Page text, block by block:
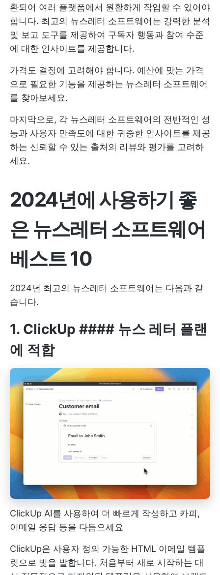
환되어 여러 플랫폼에서 원활하게 작업할 수 있어야
합니다. 최고의 뉴스레터 소프트웨어는 강력한 분석
및 보고 도구를 제공하여 구독자 행동과 참여 수준
에 대한 인사이트를 제공합니다.
가격도 결정에 고려해야 합니다. 예산에 맞는 가격
으로 필요한 기능을 제공하는 뉴스레터 소프트웨어
를 찾아보세요.
마지막으로, 각 뉴스레터 소프트웨어의 전반적인 성
능과 사용자 만족도에 대한 귀중한 인사이트를 제공
하는 신뢰할 수 있는 출처의 리뷰와 평가를 고려하
세요.
2024년에 사용하기 좋
은 뉴스레터 소프트웨어
베스트 10
2024년 최고의 뉴스레터 소프트웨어는 다음과 같
습니다.
1. ClickUp #### 뉴스 레터 플랜
에 적합
ClickUp AI를 사용하여 더 빠르게 작성하고 카피,
이메일 응답 등을 다듬으세요
ClickUp은 사용자 정의 가능한 HTML 이메일 템플
릿으로 빛을 발합니다. 처음부터 새로 시작하는 대